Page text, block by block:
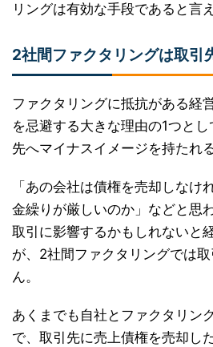
リングは有効な手段であると言
2社間ファクタリングは取引
ファクタリングに抵抗がある経
を忌避する大きな理由の1つとし
先へマイナスイメージを持たれ
「あの会社は債権を売却しなけ
金繰りが厳しいのか」などと思
取引に影響するかもしれないと
が、2社間ファクタリングでは
ん。
あくまでも自社とファクタリン
で、取引先に売上債権を売却し